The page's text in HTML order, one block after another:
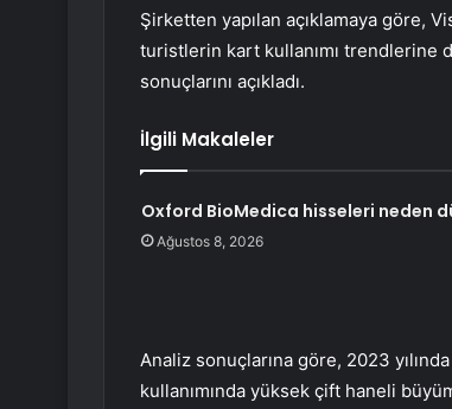
Şirketten yapılan açıklamaya göre,
turistlerin kart kullanımı trendlerine
sonuçlarını açıkladı.
İlgili Makaleler
Oxford BioMedica hisseleri neden
Ağustos 8, 2026
Analiz sonuçlarına göre, 2023
kullanımında yüksek çift haneli